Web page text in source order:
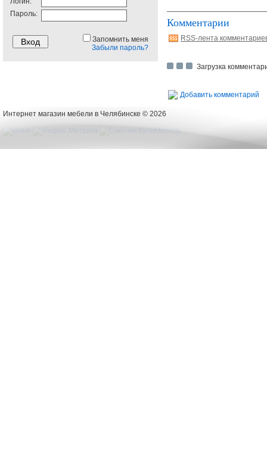
Пароль:
Запомнить меня
Забыли пароль?
Комментарии
RSS-лента
Загрузка
Добавить комментарий
Интернет магазин мебели в Челябинске © 2026